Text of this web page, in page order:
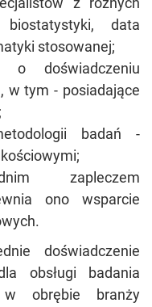
data
stosowanej;
o doświadczeniu
w tym - posiadające
badań -
zapleczem
ono wsparcie
doświadczenie
obsługi badania
w obrębie branży